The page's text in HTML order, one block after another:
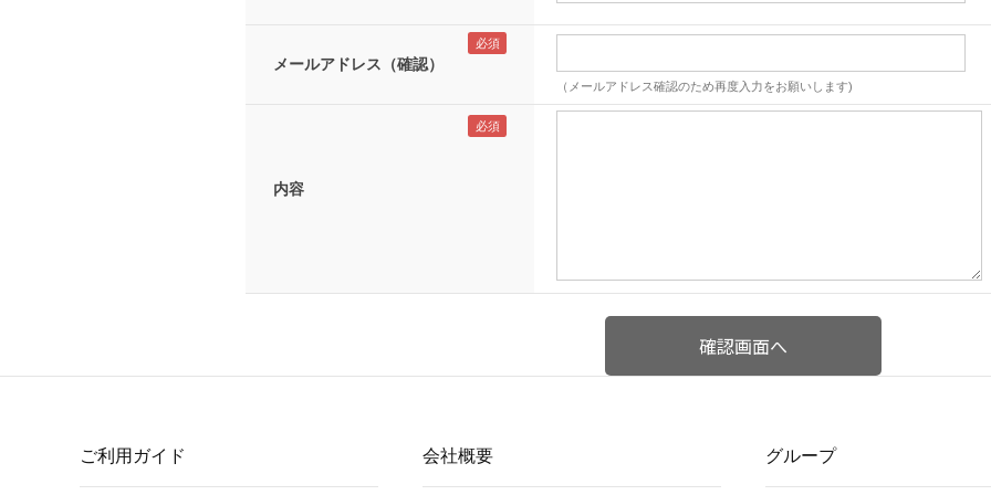
メールアドレス（確認）
（メールアドレス確認のため再度入力をお願いします)
内容
ご利用ガイド 会社概要 グループ